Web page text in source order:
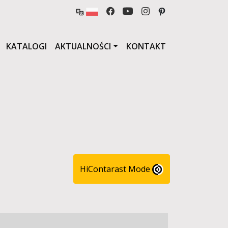
KATALOGI AKTUALNOŚCI KONTAKT
HiContarast Mode